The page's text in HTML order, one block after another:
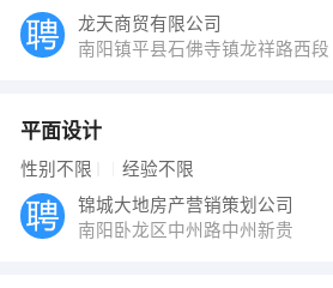
龙天商贸有限公司
南阳镇平县石佛寺镇龙祥路西段
平面设计
性别不限 经验不限
锦城大地房产营销策划公司
南阳卧龙区中州路中州新贵